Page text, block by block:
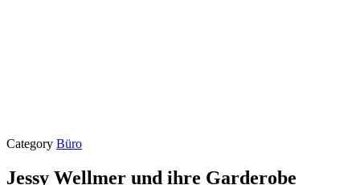
Category Büro
Jessy Wellmer und ihre Garderobe